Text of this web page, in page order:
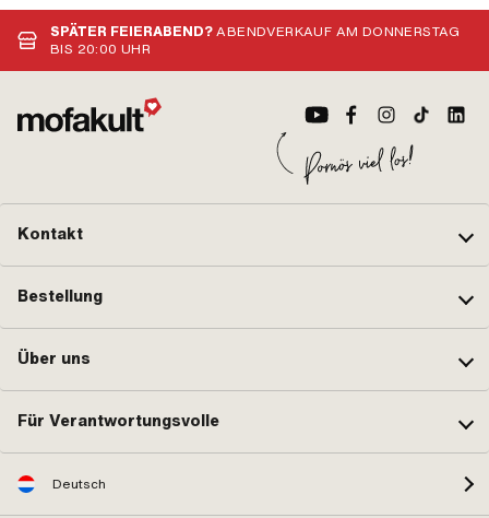
SPÄTER FEIERABEND?ABENDVERKAUF AM DONNERSTAG
BIS 20:00 UHR
Kontakt
Bestellung
Über uns
Für Verantwortungsvolle
Deutsch